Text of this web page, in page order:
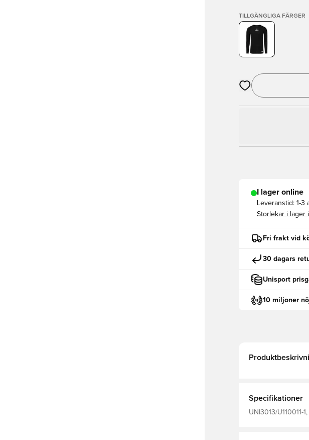
TILLGÄNGLIGA FÄRGER
Öppnar en Modal
I lager online
Leveranstid: 1-3
Storlekar i lager
Fri frakt vid
30 dagars
Unisport
10 miljoner
Specifikationer
UNI3013/U110011-